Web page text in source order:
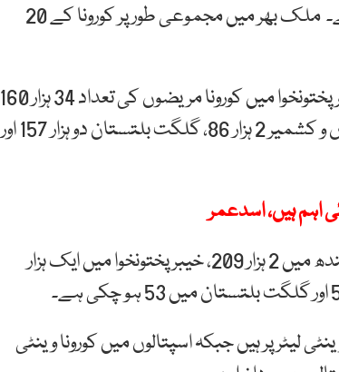
گزشتہ 24 گھنٹے کے دوران 14 ہزار 3 ٹیسٹ کورونا ٹیسٹ کیے گئے۔ ملک بھر میں مجموعی طور پر کورونا کے 20
سندھ میں کورونا مریضوں کی تعداد ایک لاکھ 21 ہزار 309 اور خیبر پختونخوا میں کورونا مریضوں کی تعداد 34 ہزار 160
ہو گئی ہے۔ بلوچستان 11 ہزار 762، اسلام آباد 15 ہزار 52، آزاد جموں و کشمیر 2 ہزار 86، گلگت بلتستان دو ہزار 157 اور
اہم ہیں، اسدعمر
پنجاب میں کورونا وائرس سے جاں بحق افراد کی تعداد 2 ہزار 140، سندھ میں 2 ہزار 209، خیبر پختونخوا میں ایک ہزار
‏ملک بھر کےاسپتالوں میں 225 مریض وینٹی لیٹر پر ہیں جبکہ اسپتالوں میں کورونا وینٹی